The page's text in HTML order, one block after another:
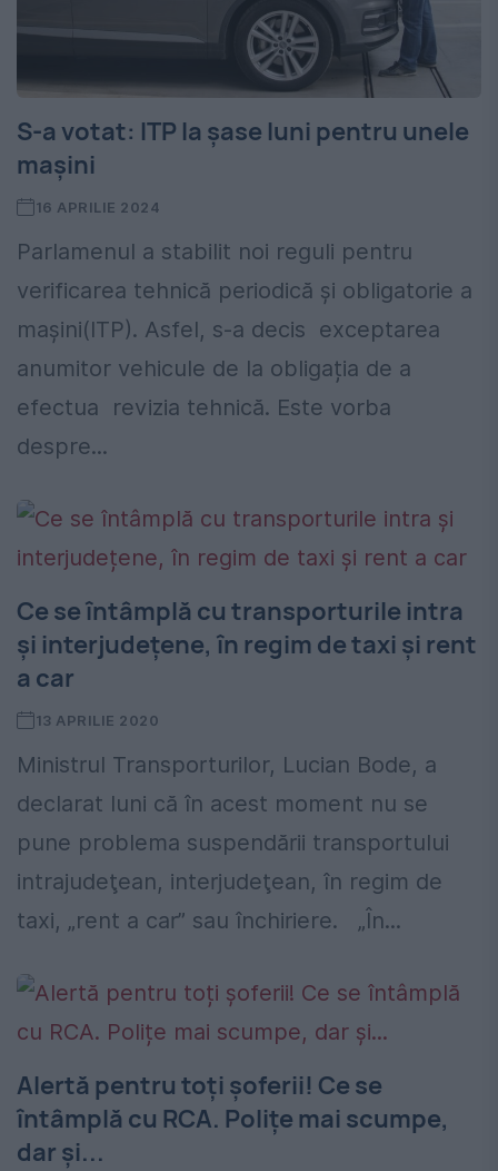
S-a votat: ITP la șase luni pentru unele
mașini
16 APRILIE 2024
Parlamenul a stabilit noi reguli pentru
verificarea tehnică periodică și obligatorie a
mașini(ITP). Asfel, s-a decis exceptarea
anumitor vehicule de la obligația de a
efectua revizia tehnică. Este vorba
despre...
Ce se întâmplă cu transporturile intra
și interjudețene, în regim de taxi și rent
a car
13 APRILIE 2020
Ministrul Transporturilor, Lucian Bode, a
declarat luni că în acest moment nu se
pune problema suspendării transportului
intrajudeţean, interjudeţean, în regim de
taxi, „rent a car” sau închiriere. „În...
Alertă pentru toți șoferii! Ce se
întâmplă cu RCA. Polițe mai scumpe,
dar și...